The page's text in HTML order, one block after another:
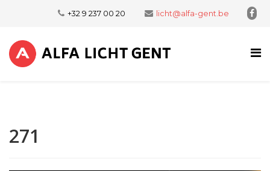
+32 9 237 00 20 licht@alfa-gent.be
271